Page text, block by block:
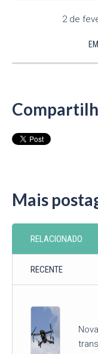
2 de
EM
Mais
RELACIONADO
RECENTE